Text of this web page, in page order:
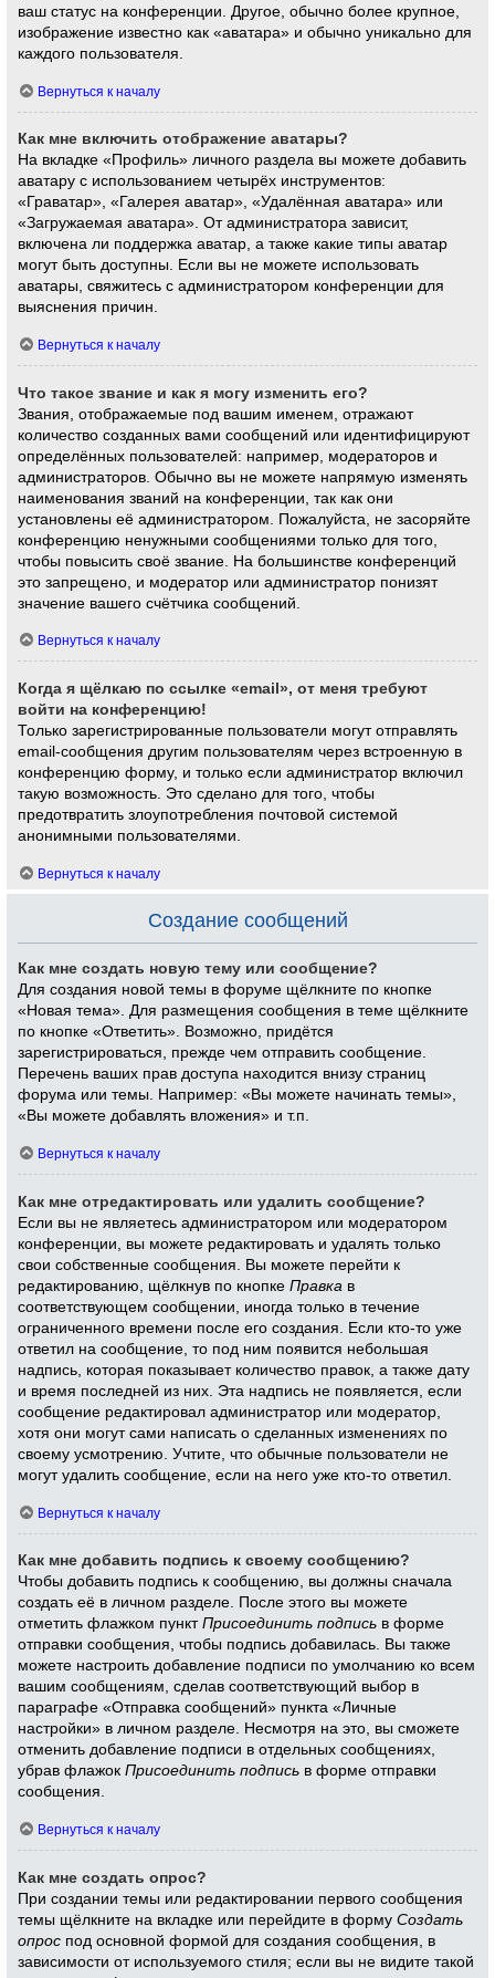
ваш статус на конференции. Другое, обычно более крупное,
изображение известно как «аватара» и обычно уникально для
каждого пользователя.
Вернуться к началу
Как мне включить отображение аватары?
На вкладке «Профиль» личного раздела вы можете добавить
аватару с использованием четырёх инструментов:
«Граватар», «Галерея аватар», «Удалённая аватара» или
«Загружаемая аватара». От администратора зависит,
включена ли поддержка аватар, а также какие типы аватар
могут быть доступны. Если вы не можете использовать
аватары, свяжитесь с администратором конференции для
выяснения причин.
Вернуться к началу
Что такое звание и как я могу изменить его?
Звания, отображаемые под вашим именем, отражают
количество созданных вами сообщений или идентифицируют
определённых пользователей: например, модераторов и
администраторов. Обычно вы не можете напрямую изменять
наименования званий на конференции, так как они
установлены её администратором. Пожалуйста, не засоряйте
конференцию ненужными сообщениями только для того,
чтобы повысить своё звание. На большинстве конференций
это запрещено, и модератор или администратор понизят
значение вашего счётчика сообщений.
Вернуться к началу
Когда я щёлкаю по ссылке «email», от меня требуют
войти на конференцию!
Только зарегистрированные пользователи могут отправлять
email-сообщения другим пользователям через встроенную в
конференцию форму, и только если администратор включил
такую возможность. Это сделано для того, чтобы
предотвратить злоупотребления почтовой системой
анонимными пользователями.
Вернуться к началу
Создание сообщений
Как мне создать новую тему или сообщение?
Для создания новой темы в форуме щёлкните по кнопке
«Новая тема». Для размещения сообщения в теме щёлкните
по кнопке «Ответить». Возможно, придётся
зарегистрироваться, прежде чем отправить сообщение.
Перечень ваших прав доступа находится внизу страниц
форума или темы. Например: «Вы можете начинать темы»,
«Вы можете добавлять вложения» и т.п.
Вернуться к началу
Как мне отредактировать или удалить сообщение?
Если вы не являетесь администратором или модератором
конференции, вы можете редактировать и удалять только
свои собственные сообщения. Вы можете перейти к
редактированию, щёлкнув по кнопкеПравка в
соответствующем сообщении, иногда только в течение
ограниченного времени после его создания. Если кто-то уже
ответил на сообщение, то под ним появится небольшая
надпись, которая показывает количество правок, а также дату
и время последней из них. Эта надпись не появляется, если
сообщение редактировал администратор или модератор,
хотя они могут сами написать о сделанных изменениях по
своему усмотрению. Учтите, что обычные пользователи не
могут удалить сообщение, если на него уже кто-то ответил.
Вернуться к началу
Как мне добавить подпись к своему сообщению?
Чтобы добавить подпись к сообщению, вы должны сначала
создать её в личном разделе. После этого вы можете
отметить флажком пунктПрисоединить подпись в форме
отправки сообщения, чтобы подпись добавилась. Вы также
можете настроить добавление подписи по умолчанию ко всем
вашим сообщениям, сделав соответствующий выбор в
параграфе «Отправка сообщений» пункта «Личные
настройки» в личном разделе. Несмотря на это, вы сможете
отменить добавление подписи в отдельных сообщениях,
убрав флажокПрисоединить подпись в форме отправки
сообщения.
Вернуться к началу
Как мне создать опрос?
При создании темы или редактировании первого сообщения
темы щёлкните на вкладке или перейдите в формуСоздать
опрос под основной формой для создания сообщения, в
зависимости от используемого стиля; если вы не видите такой